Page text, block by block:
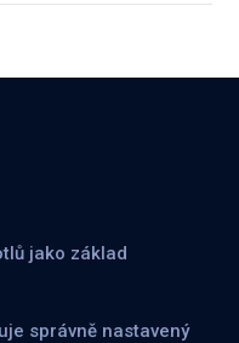
jako základ
správně nastavený